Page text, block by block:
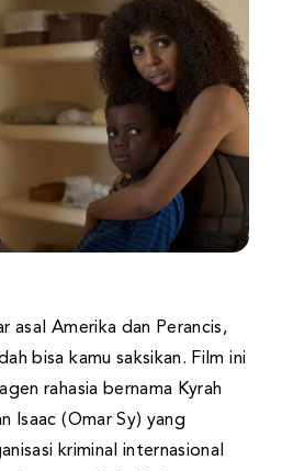
asal Amerika dan Perancis,
bisa kamu saksikan. Film ini
rahasia bernama Kyrah
Isaac (Omar Sy) yang
kriminal internasional